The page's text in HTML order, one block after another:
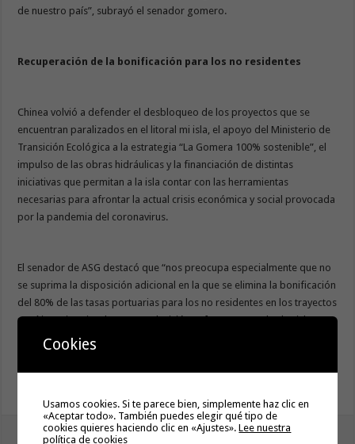
de nuestro país”, subrayó el senador gomero.
Recuperación de la bonificación para los no residentes
Chinea volvió a defender el desbloqueo de los proyectos que se
encuentran paralizados en el litoral mi isla, el apoyo del Ministerio de
Transición Ecológica a la estrategia “La Gomera 100% sostenible”, el
impulso de las obras hidráulicas y la financiación de distintas
iniciativas que permitan a la isla contar con las herramientas
necesarias para afrontar la actual crisis económica y social provocada
por la pandemia del coronavirus.
El senador de ASG destacó que “nos preocupa especialmente que no
se suprima la disposición adicional en la que se elimina la bonificación
del 80% de las tasas portuarias para los no residentes en los trayectos
marítimos interinsulares. Una decisión nefasta para todas las islas,
pero especialmente para La Gomera. El turismo extranjero,
queremos que siga siéndolo. Los gomeros necesitamos incentivos
tweet
Cookies
Usamos cookies. Si te parece bien, simplemente haz clic en
«Aceptar todo». También puedes elegir qué tipo de
cookies quieres haciendo clic en «Ajustes».Lee nuestra
política de cookies